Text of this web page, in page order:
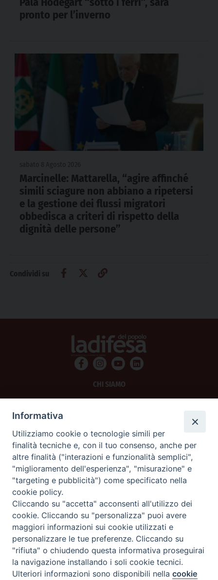
pronto per l’inverno
Marcinelle: Mattarella, “agire affinché
simili sciagure non abbiano a ripetersi
e la gestione dei flussi migratori
obbedisca a criteri di rispetto della
dignità delle persone”
Condividi su
CHI SIAMO
SCRIVICI
La Difesa srl - P.iva 05125420280
La Difesa del Popolo percepisce i contributi pubblici all'editoria.
La Difesa del Popolo, tramite la Fisc (Federazione Italiana Settimanali Cattolici)
ha aderito allo IAP (Istituto dell'Autodisciplina Pubblicitaria) accettando il Codice
di Autodisciplina della Comunicazione Commerciale.
La Difesa del Popolo è una testata registrata presso il Tribunale di Padova
decreto del 15 giugno 1950 al n. 37 del registro periodici.
Preferenze Cookie
Informativa
Utilizziamo cookie o tecnologie simili per
finalità tecniche e, con il tuo consenso, anche per
altre finalità ("interazioni e funzionalità semplici",
"miglioramento dell'esperienza", "misurazione" e
"targeting e pubblicità") come specificato nella
cookie policy.
Cliccando su "accetta" acconsenti all'utilizzo dei
cookie. Cliccando su "personalizza" puoi avere
maggiori informazioni sui cookie utilizzati e
personalizzare le tue preferenze. Cliccando su
"rifiuta" o chiudendo questa informativa proseguirai
la navigazione installando i soli cookie tecnici.
Ulteriori informazioni sono disponibili nellacookie